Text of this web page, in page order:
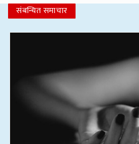
संबन्धित समाचार